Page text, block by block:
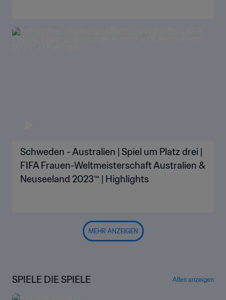
Schweden - Australien | Spiel um Platz drei |
FIFA Frauen-Weltmeisterschaft Australien &
Neuseeland 2023™ | Highlights
MEHR ANZEIGEN
SPIELE DIE SPIELE Alles anzeigen